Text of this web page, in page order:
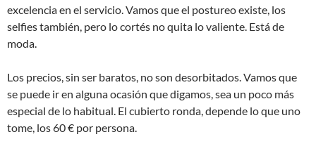
excelencia en el servicio. Vamos que el postureo existe, los
selfies también, pero lo cortés no quita lo valiente. Está de
moda.
Los precios, sin ser baratos, no son desorbitados. Vamos que
se puede ir en alguna ocasión que digamos, sea un poco más
especial de lo habitual. El cubierto ronda, depende lo que uno
tome, los 60 € por persona.